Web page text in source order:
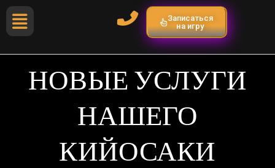
Записаться
на игру
НОВЫЕ УСЛУГИ
НАШЕГО
КИЙОСАКИ